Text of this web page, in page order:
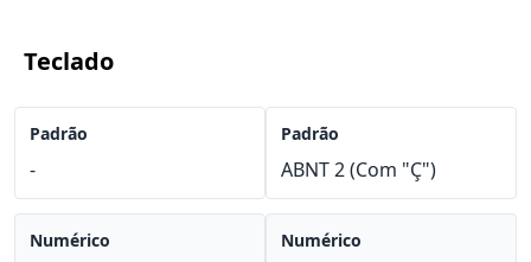
Teclado
Padrão
-
Numérico
Padrão
ABNT 2 (Com "Ç")
Numérico